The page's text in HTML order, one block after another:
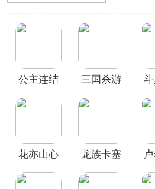
定相应的
包括常见
关卡、竞技
游大全
，
载！
公主连结
三国杀游
花亦山心
龙族卡塞